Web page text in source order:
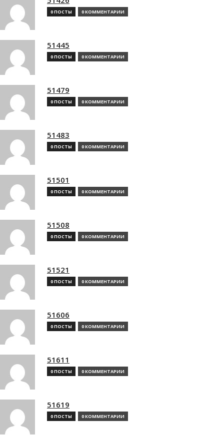
0 ПОСТЫ 0 КОММЕНТАРИИ
51445
0 ПОСТЫ 0 КОММЕНТАРИИ
51479
0 ПОСТЫ 0 КОММЕНТАРИИ
51483
0 ПОСТЫ 0 КОММЕНТАРИИ
51501
0 ПОСТЫ 0 КОММЕНТАРИИ
51508
0 ПОСТЫ 0 КОММЕНТАРИИ
51521
0 ПОСТЫ 0 КОММЕНТАРИИ
51606
0 ПОСТЫ 0 КОММЕНТАРИИ
51611
0 ПОСТЫ 0 КОММЕНТАРИИ
51619
0 ПОСТЫ 0 КОММЕНТАРИИ